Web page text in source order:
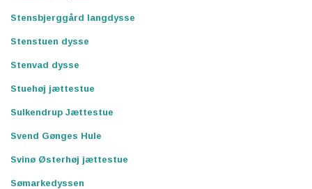
Stensbjerggård langdysse
Stenstuen dysse
Stenvad dysse
Stuehøj jættestue
Sulkendrup Jættestue
Svend Gønges Hule
Svinø Østerhøj jættestue
Sømarkedyssen